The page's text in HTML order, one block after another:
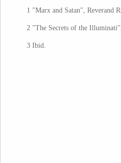
1 "Marx and Satan", Reverand
2 "The Secrets of the
3 Ibid.